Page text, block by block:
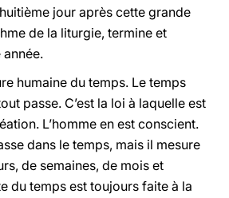
jour après cette grande
de la liturgie, termine et
humaine du temps. Le temps
passe. C’est la loi à laquelle est
L’homme en est conscient.
dans le temps, mais il mesure
de semaines, de mois et
du temps est toujours faite à la